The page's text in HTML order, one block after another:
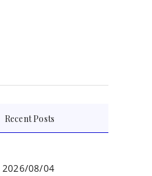
Recent Posts
2026/08/04